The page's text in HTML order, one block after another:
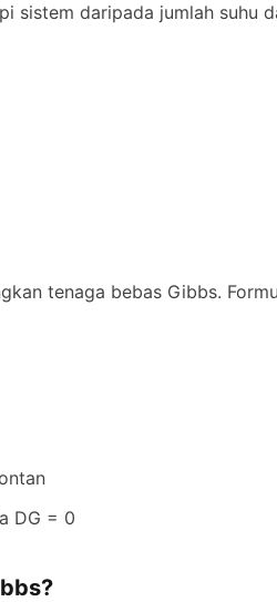
sistem daripada jumlah suhu
tenaga bebas Gibbs.
DG = 0